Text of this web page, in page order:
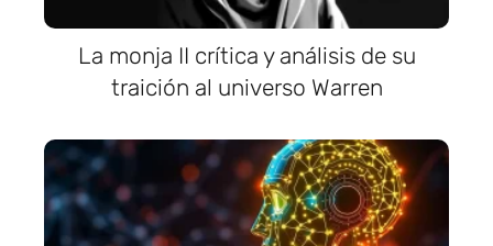
La monja II crítica y análisis de su
traición al universo Warren